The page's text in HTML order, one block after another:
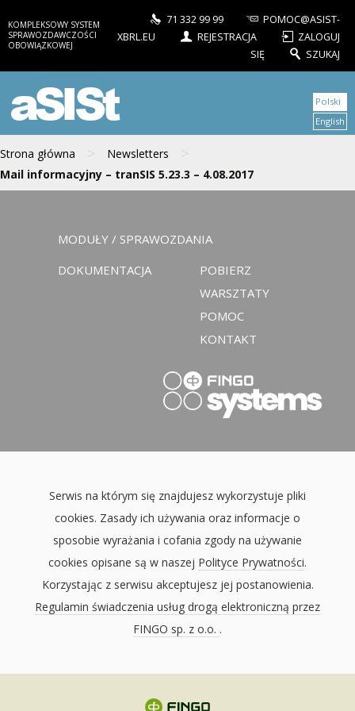
KOMPLEKSOWY SYSTEM
SPRAWOZDAWCZOŚCI
OBOWIĄZKOWEJ
71 332 99 99
POMOC@ASIST-
XBRL.EU
REJESTRACJA
ZALOGUJ
SIĘ
SZUKAJ
aSISt
Strona główna > Newsletters >
Mail informacyjny – tranSIS 5.23.3 – 4.08.2017
Polski
English
MODUŁY / SPRAWOZDANIA
DOKUMENTACJA
POBIERZ
WARSZTATY
POMOC
KONTAKT
Serwis na którym się znajdujesz wykorzystuje pliki
cookies. Zasady ich używania oraz informacje o
sposobie wyrażania i cofania zgody na używanie
cookies opisane są w naszej Polityce Prywatności.
Korzystając z serwisu akceptujesz jej postanowienia.
Regulamin świadczenia usług drogą elektroniczną przez
FINGO sp. z o.o. .